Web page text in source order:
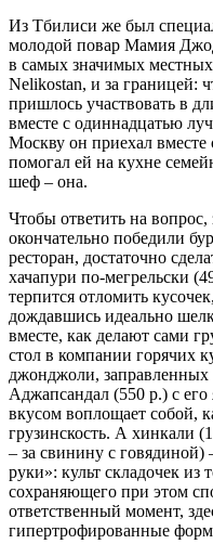
Из Тбилиси же был
молодой повар Мамия
в самых значимых
Nelikostan, и за границей:
пришлось участвовать в
вместе с одиннадцатью
Москву он приехал
помогал ей на кухне
шеф – она.
Чтобы ответить на
окончательно победили
ресторан, достаточно
хачапури по-мегрельски
терпится отломить
дождавшись идеально
вместе, как делают сами
стол в компании горячих
джонджоли, заправленных
Аджапсандал (550 р.) с
вкусом воплощает собой,
грузинскость. А хинкали
– за свинину с говядиной)
руки»: культ складочек из
сохраняющего при этом
ответственный момент,
гипертрофированные